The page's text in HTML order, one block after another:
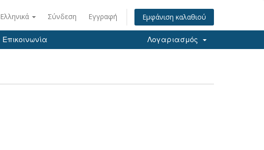
Ελληνικά Σύνδεση Εγγραφή Εμφάνιση καλαθιού
Επικοινωνία Λογαριασμός